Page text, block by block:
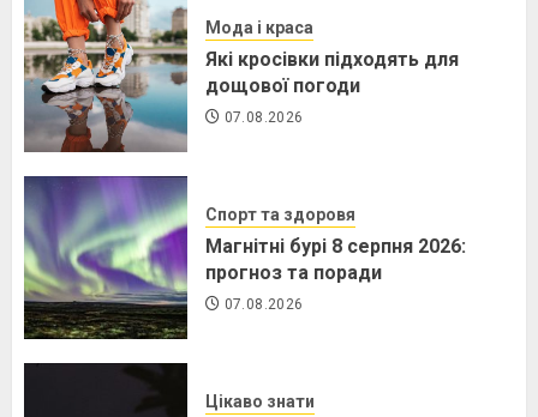
Мода і краса
Які кросівки підходять для
дощової погоди
07.08.2026
Спорт та здоровя
Магнітні бурі 8 серпня 2026:
прогноз та поради
07.08.2026
Цікаво знати